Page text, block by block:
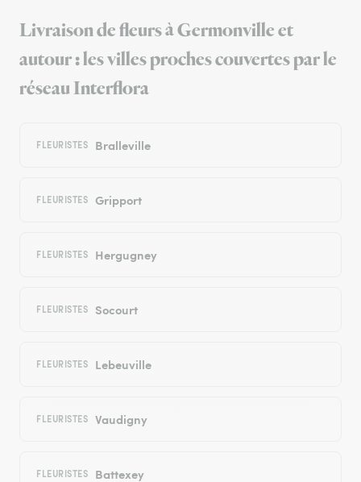
Livraison de fleurs à Germonville et
autour : les villes proches couvertes par le
réseau Interflora
FLEURISTES Bralleville
FLEURISTES Gripport
FLEURISTES Hergugney
FLEURISTES Socourt
FLEURISTES Lebeuville
FLEURISTES Vaudigny
FLEURISTES Battexey